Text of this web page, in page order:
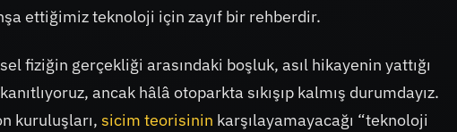
ettiğimiz teknoloji için zayıf bir rehberdir.
fiziğin gerçekliği arasındaki boşluk, asıl hikayenin yattığı
ancak hâlâ otoparkta sıkışıp kalmış durumdayız.
kuruluşları, sicim teorisinin karşılayamayacağı “teknoloji